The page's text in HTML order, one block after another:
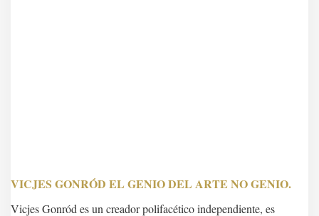
VICJES GONRÓD EL GENIO DEL ARTE NO GENIO.
Vicjes Gonród es un creador polifacético independiente, es